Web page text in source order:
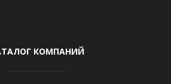
КОМПАНИЙ